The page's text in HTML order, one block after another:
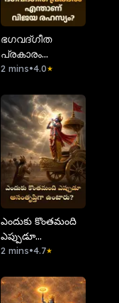
ഭഗവദ്ഗീത
പ്രകാരം
എന്താണ് വിജയ
2 mins•4.0★
ఎందుకు కొంతమంది
ఎప్పుడూ
అసంతృప్తిగా
2 mins•4.7★